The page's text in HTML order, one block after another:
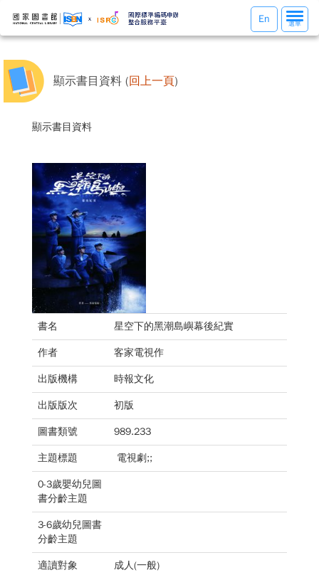
選
單
選單
En
顯示書目資料 (回上一頁)
顯示書目資料
書名 星空下的黑潮島嶼幕後紀實
作者 客家電視作
出版機構 時報文化
出版版次 初版
圖書類號 989.233
主題標題 電視劇;;
0-3歲嬰幼兒圖
書分齡主題
3-6歲幼兒圖書
分齡主題
適讀對象 成人(一般)